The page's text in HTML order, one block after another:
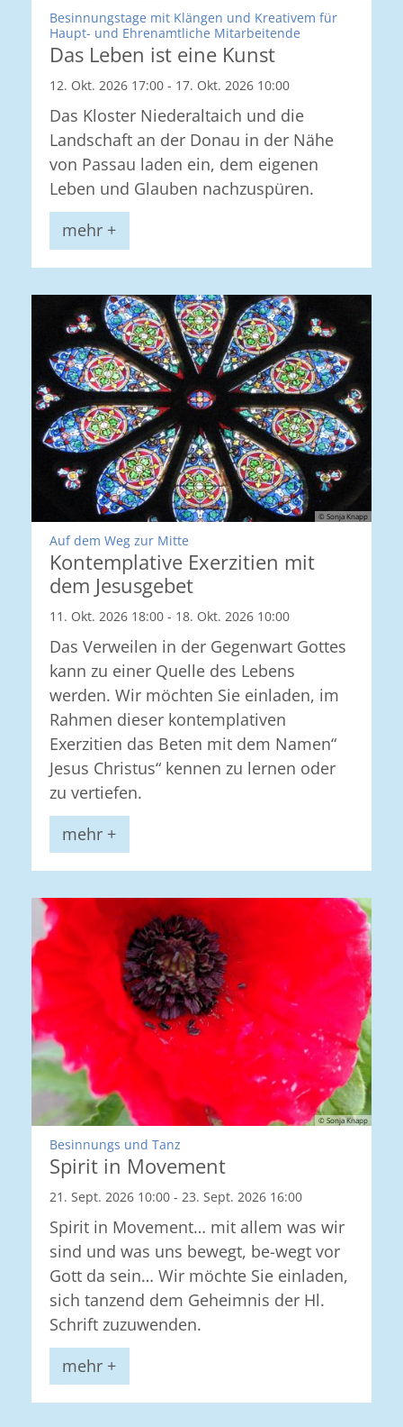
Besinnungstage mit Klängen und Kreativem für
Haupt- und Ehrenamtliche Mitarbeitende
Das Leben ist eine Kunst
12. Okt. 2026 17:00 - 17. Okt. 2026 10:00
Das Kloster Niederaltaich und die
Landschaft an der Donau in der Nähe
von Passau laden ein, dem eigenen
Leben und Glauben nachzuspüren.
mehr +
© Sonja Knapp
Auf dem Weg zur Mitte
Kontemplative Exerzitien mit
dem Jesusgebet
11. Okt. 2026 18:00 - 18. Okt. 2026 10:00
Das Verweilen in der Gegenwart Gottes
kann zu einer Quelle des Lebens
werden. Wir möchten Sie einladen, im
Rahmen dieser kontemplativen
Exerzitien das Beten mit dem Namen“
Jesus Christus“ kennen zu lernen oder
zu vertiefen.
mehr +
© Sonja Knapp
Besinnungs und Tanz
Spirit in Movement
21. Sept. 2026 10:00 - 23. Sept. 2026 16:00
Spirit in Movement… mit allem was wir
sind und was uns bewegt, be-wegt vor
Gott da sein… Wir möchte Sie einladen,
sich tanzend dem Geheimnis der Hl.
Schrift zuzuwenden.
mehr +